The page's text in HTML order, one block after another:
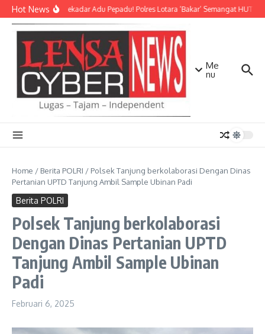
Lewati ke konten
Hot NewsBukan Sekadar Adu Pepadu! Polres Lotara ‘Bakar’ Semangat HUT
Me
nu
Home / Berita POLRI / Polsek Tanjung berkolaborasi Dengan Dinas
Pertanian UPTD Tanjung Ambil Sample Ubinan Padi
Berita POLRI
Polsek Tanjung berkolaborasi
Dengan Dinas Pertanian UPTD
Tanjung Ambil Sample Ubinan
Padi
Februari 6, 2025